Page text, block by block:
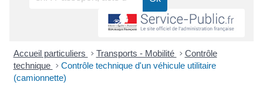
Accueil particuliers > Transports - Mobilité > Contrôle
technique > Contrôle technique d'un véhicule utilitaire
(camionnette)